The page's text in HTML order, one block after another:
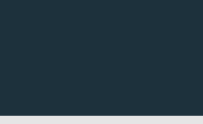
Die Cannondale 3 SmartSense
fügt sich harmonisch in das integrierte